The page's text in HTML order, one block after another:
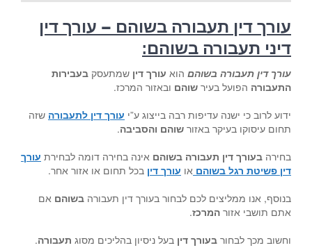
עורך דין תעבורה בשוהם – עורך דין
דיני תעבורה בשוהם:
עורך דין תעבורה בשוהם הוא עורך דין שמתעסק בעבירות
התעבורה הפועל בעיר שוהם ובאזור המרכז.
ידוע לרוב כי ישנה עדיפות רבה בייצוג ע”י עורך דין לתעבורה שזה
תחום עיסוקו בעיקר באזור שוהם והסביבה.
בחירה בעורך דין תעבורה בשוהם אינה בחירה דומה לבחירת עורך
דין פשיטת רגל בשוהם או עורך דין בכל תחום או אזור אחר.
בנוסף, אנו ממליצים לכם לבחור בעורך דין תעבורה בשוהם אם
אתם תושבי אזור המרכז.
וחשוב מכך לבחור בעורך דין בעל ניסיון בהליכים מסוג תעבורה.